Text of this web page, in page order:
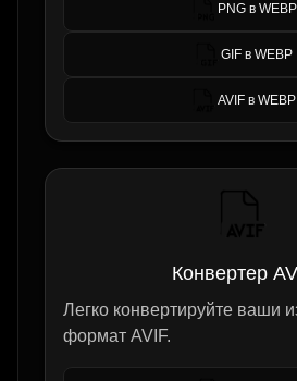
PNG в WEBP
GIF в WEBP
AVIF в WEBP
Конвертер
Легко конвертируйте ваши
формат AVIF.